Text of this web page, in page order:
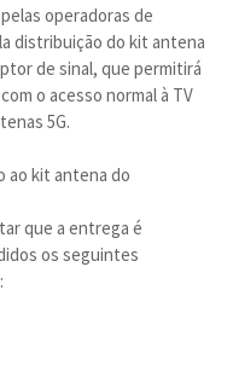
operadoras de
distribuição do kit antena
de sinal, que permitirá
o acesso normal à TV
5G.
ao kit antena do
que a entrega é
os seguintes